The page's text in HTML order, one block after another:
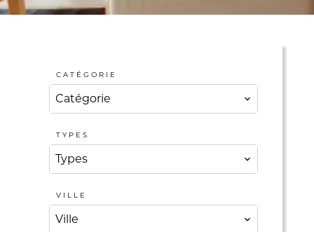
CATÉGORIE
Catégorie
TYPES
Types
VILLE
Ville